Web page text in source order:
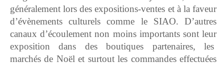
généralement lors des expositions-ventes et à la faveur
d’évènements culturels comme le SIAO. D’autres
canaux d’écoulement non moins importants sont leur
exposition dans des boutiques partenaires, les
marchés de Noël et surtout les commandes effectuées